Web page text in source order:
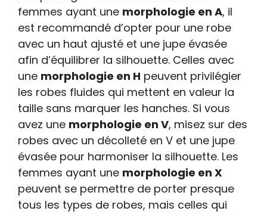
femmes ayant une morphologie en A, il
est recommandé d’opter pour une robe
avec un haut ajusté et une jupe évasée
afin d’équilibrer la silhouette. Celles avec
une morphologie en H peuvent privilégier
les robes fluides qui mettent en valeur la
taille sans marquer les hanches. Si vous
avez une morphologie en V, misez sur des
robes avec un décolleté en V et une jupe
évasée pour harmoniser la silhouette. Les
femmes ayant une morphologie en X
peuvent se permettre de porter presque
tous les types de robes, mais celles qui